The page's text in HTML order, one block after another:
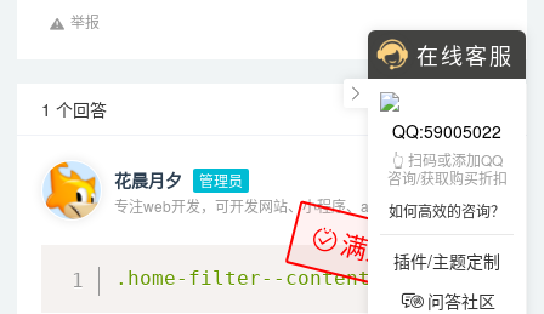
举报
1 个回答
满意答案
花晨月夕
管理员
专注web开发，可开发网站、小程序、app、oa、erp等各种系统
CSS
.home-filter--content background-
在线客服
QQ:59005022
👆 扫码或添加QQ
咨询/获取购买折扣
如何高效的咨询？
插件/主题定制
问答社区